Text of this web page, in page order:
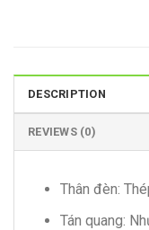
DESCRIPTION
REVIEWS (0)
Thân đèn:
Tán quang: